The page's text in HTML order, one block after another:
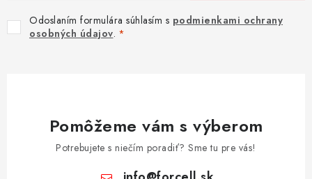
Odoslaním formulára súhlasím s podmienkami ochrany
osobných údajov.
Pomôžeme vám s výberom
Potrebujete s niečím poradiť? Sme tu pre vás!